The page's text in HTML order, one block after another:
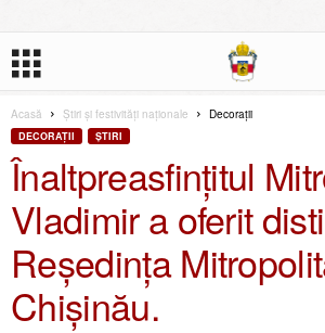
Acasă Știri și festivități naționale Decoraţii
DECORAŢII ŞTIRI
Înaltpreasfințitul
Vladimir a oferit
Reședința
Chișinău.